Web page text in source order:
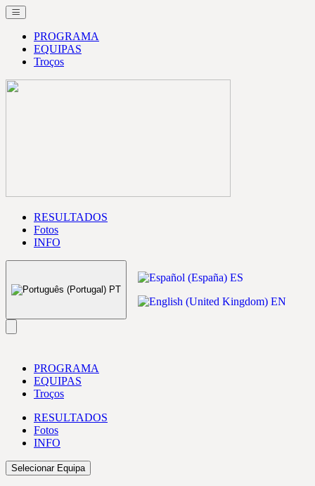
PROGRAMA
EQUIPAS
Troços
RESULTADOS
Fotos
INFO
PT
ES
EN
PROGRAMA
EQUIPAS
Troços
RESULTADOS
Fotos
INFO
Selecionar Equipa